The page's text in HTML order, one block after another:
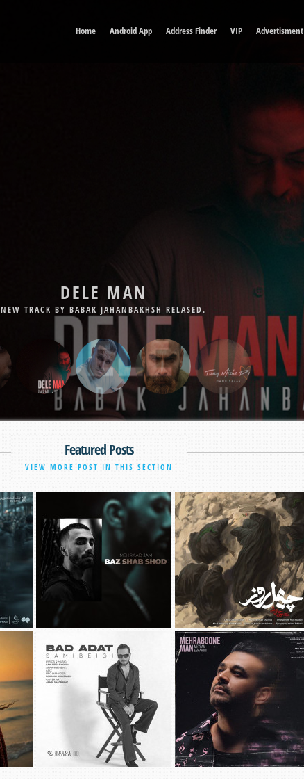
Home Android App Address Finder VIP Advertisment
DELE MAN
NEW TRACK BY BABAK JAHANBAKHSH RELASED.
Featured Posts
VIEW MORE POST IN THIS SECTION
دانلود آهنگ جديد مهراد جم به نام باز
شب شد
دانلود آهنگ جديد محسن چاوشی به نام
چهل روز